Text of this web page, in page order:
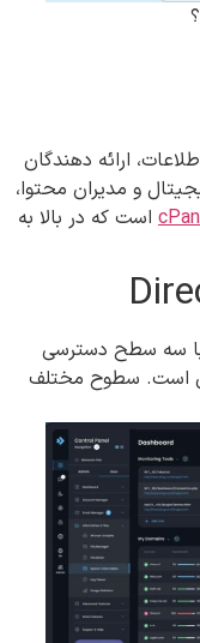
ارائه دهندگان
و مدیران محتوا،
است که در بالا به
با سه سطح دسترسی
است. سطوح مختلف